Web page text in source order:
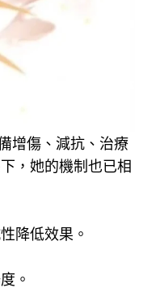
增傷、減抗、治療
，她的機制也已相
降低效果。
。